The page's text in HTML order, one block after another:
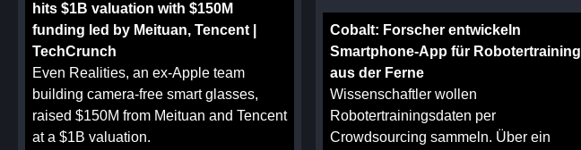
hits $1B valuation with $150M
funding led by Meituan, Tencent |
TechCrunch
Even Realities, an ex-Apple team
building camera-free smart glasses,
raised $150M from Meituan and Tencent
at a $1B valuation.
Cobalt: Forscher entwickeln
Smartphone-App für Robotertraining
aus der Ferne
Wissenschaftler wollen
Robotertrainingsdaten per
Crowdsourcing sammeln. Über ein